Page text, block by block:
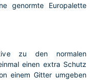
genormte Europalette
zu den normalen
einen extra Schutz
einem Gitter umgeben